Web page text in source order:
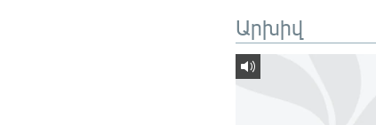
Արխիվ